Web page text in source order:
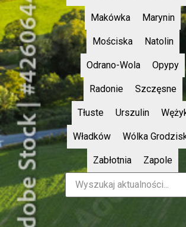
Makówka Marynin
Mościska Natolin
Odrano-Wola Opypy
Radonie Szczęsne
Tłuste Urszulin
Władków Wólka
Zabłotnia Zapole